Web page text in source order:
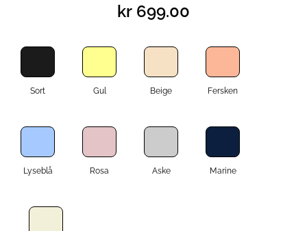
kr 699.00
Sort Gul Beige Fersken
Lyseblå Rosa Aske Marine